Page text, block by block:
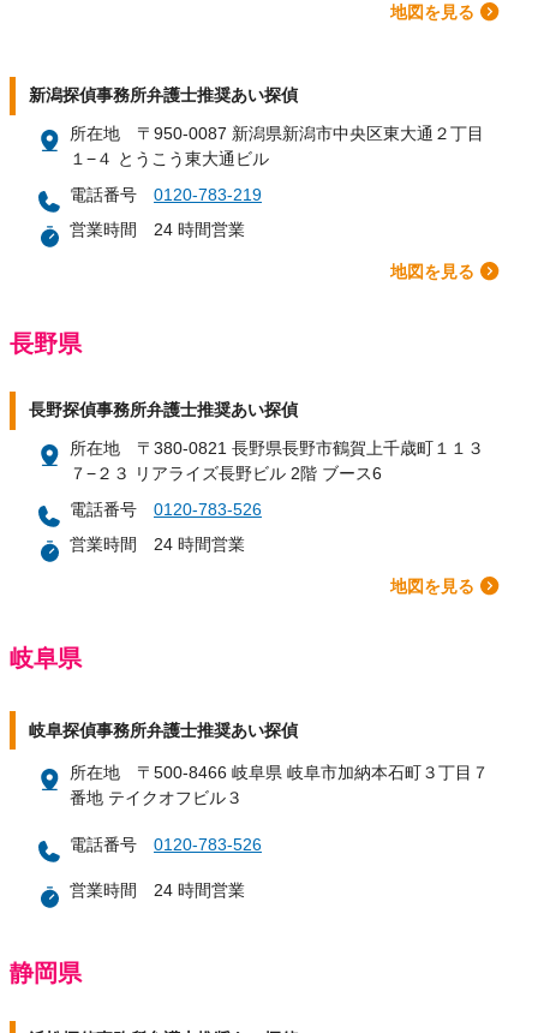
地図を見る
新潟探偵事務所弁護士推奨あい探偵
所在地
〒950-0087 新潟県新潟市中央区東大通２丁目
１−４ とうこう東大通ビル
電話番号
0120-783-219
営業時間
24 時間営業
地図を見る
長野県
長野探偵事務所弁護士推奨あい探偵
所在地
〒380-0821 長野県長野市鶴賀上千歳町１１３
７−２３ リアライズ長野ビル 2階 ブース6
電話番号
0120-783-526
営業時間
24 時間営業
地図を見る
岐阜県
岐阜探偵事務所弁護士推奨あい探偵
所在地
〒500-8466 岐阜県 岐阜市加納本石町３丁目７
番地 テイクオフビル３
電話番号 0120-783-526
営業時間 24 時間営業
静岡県